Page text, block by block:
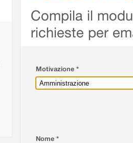
Compila il
richieste per
Motivazione *
Nome *